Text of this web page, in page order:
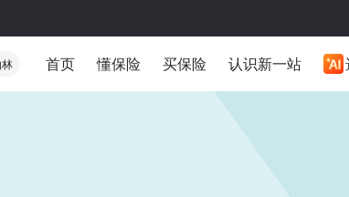
首页 懂保险 买保险 认识新一站